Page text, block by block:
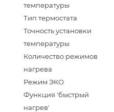
температуры
Тип термостата
Точность установки
температуры
Количество режимов
нагрева
Режим ЭКО
Функция 'быстрый
нагрев'